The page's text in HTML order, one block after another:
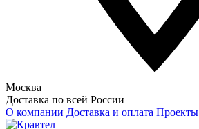
Москва
Доставка по всей России
О компании Доставка и оплата Проекты